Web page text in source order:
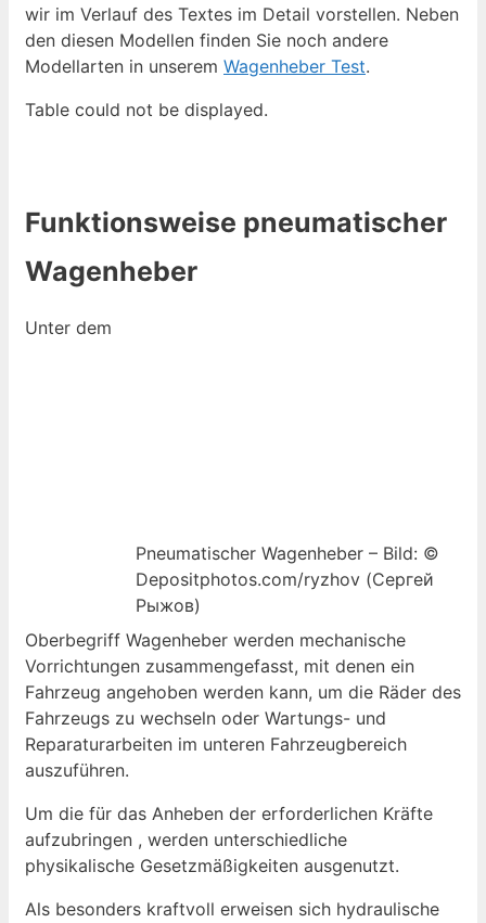
wir im Verlauf des Textes im Detail vorstellen. Neben
den diesen Modellen finden Sie noch andere
Modellarten in unserem Wagenheber Test.
Table could not be displayed.
Funktionsweise pneumatischer
Wagenheber
Pneumatischer Wagenheber – Bild: ©
Depositphotos.com/ryzhov (Сергей
Рыжов)
Unter dem
Oberbegriff Wagenheber werden mechanische
Vorrichtungen zusammengefasst, mit denen ein
Fahrzeug angehoben werden kann, um die Räder des
Fahrzeugs zu wechseln oder Wartungs- und
Reparaturarbeiten im unteren Fahrzeugbereich
auszuführen.
Um die für das Anheben der erforderlichen Kräfte
aufzubringen , werden unterschiedliche
physikalische Gesetzmäßigkeiten ausgenutzt.
Als besonders kraftvoll erweisen sich hydraulische